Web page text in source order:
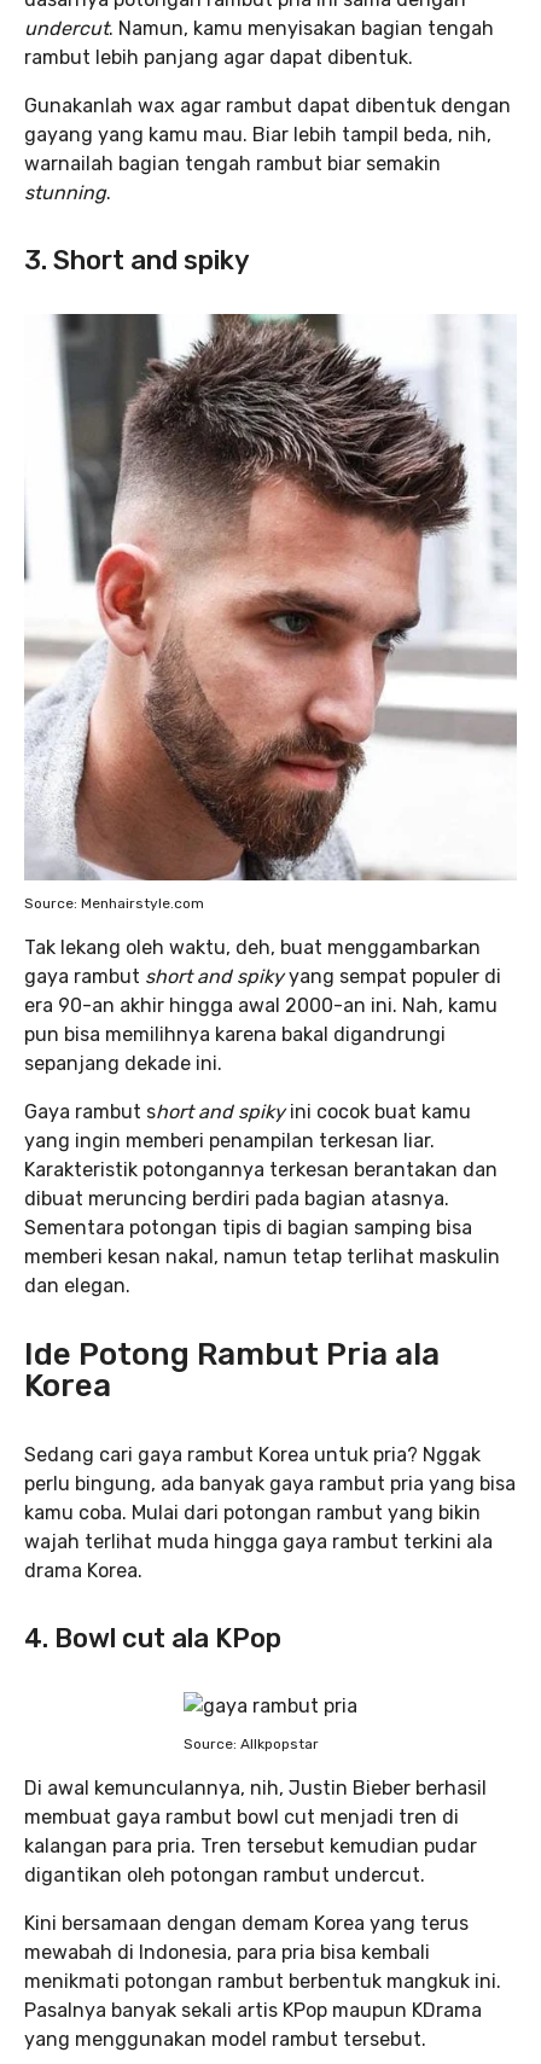
undercut. Namun, kamu menyisakan bagian tengah
rambut lebih panjang agar dapat dibentuk.
Gunakanlah wax agar rambut dapat dibentuk dengan
gayang yang kamu mau. Biar lebih tampil beda, nih,
warnailah bagian tengah rambut biar semakin
stunning.
3. Short and spiky
Source: Menhairstyle.com
Tak lekang oleh waktu, deh, buat menggambarkan
gaya rambut short and spikyyang sempat populer di
era 90-an akhir hingga awal 2000-an ini. Nah, kamu
pun bisa memilihnya karena bakal digandrungi
sepanjang dekade ini.
Gaya rambut short and spikyini cocok buat kamu
yang ingin memberi penampilan terkesan liar.
Karakteristik potongannya terkesan berantakan dan
dibuat meruncing berdiri pada bagian atasnya.
Sementara potongan tipis di bagian samping bisa
memberi kesan nakal, namun tetap terlihat maskulin
dan elegan.
Ide Potong Rambut Pria ala
Korea
Sedang cari gaya rambut Korea untuk pria? Nggak
perlu bingung, ada banyak gaya rambut pria yang bisa
kamu coba. Mulai dari potongan rambut yang bikin
wajah terlihat muda hingga gaya rambut terkini ala
drama Korea.
4. Bowl cut ala KPop
Source: Allkpopstar
Di awal kemunculannya, nih, Justin Bieber berhasil
membuat gaya rambut bowl cut menjadi tren di
kalangan para pria. Tren tersebut kemudian pudar
digantikan oleh potongan rambut undercut.
Kini bersamaan dengan demam Korea yang terus
mewabah di Indonesia, para pria bisa kembali
menikmati potongan rambut berbentuk mangkuk ini.
Pasalnya banyak sekali artis KPop maupun KDrama
yang menggunakan model rambut tersebut.